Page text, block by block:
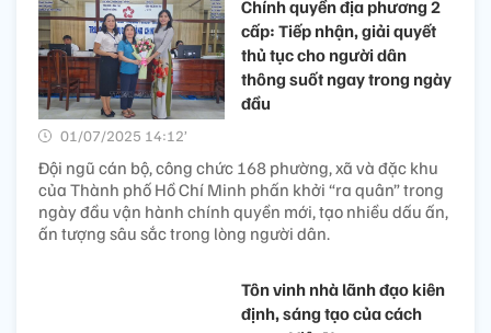
Chính quyền địa phương 2
cấp: Tiếp nhận, giải quyết
thủ tục cho người dân
thông suốt ngay trong ngày
đầu
01/07/2025 14:12’
Đội ngũ cán bộ, công chức 168 phường, xã và đặc khu
của Thành phố Hồ Chí Minh phấn khởi “ra quân” trong
ngày đầu vận hành chính quyền mới, tạo nhiều dấu ấn,
ấn tượng sâu sắc trong lòng người dân.
Tôn vinh nhà lãnh đạo kiên
định, sáng tạo của cách